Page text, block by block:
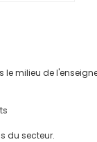
milieu de
du secteur.